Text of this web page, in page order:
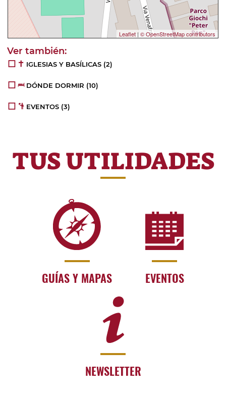
Leaflet | © OpenStreetMap contributors
IGLESIAS Y BASÍLICAS (2)
DÓNDE DORMIR (10)
EVENTOS (3)
TUS UTILIDADES
GUÍAS Y MAPAS EVENTOS
NEWSLETTER